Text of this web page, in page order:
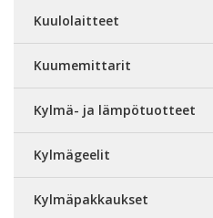
Kuulolaitteet
Kuumemittarit
Kylmä- ja lämpötuotteet
Kylmägeelit
Kylmäpakkaukset